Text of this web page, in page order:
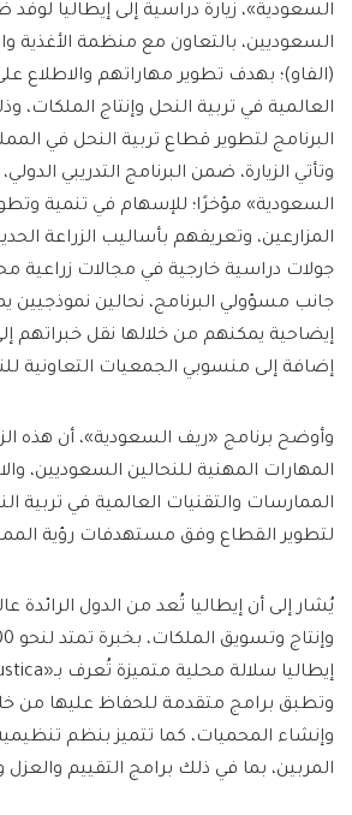
السعودية»، زيارة دراسية إلى إيطاليا
السعوديين، بالتعاون مع منظمة الأغذية
(الفاو)؛ بهدف تطوير مهاراتهم والاطلاع
العالمية في تربية النحل وإنتاج الملكات،
البرنامج لتطوير قطاع تربية النحل في
وتأتي الزيارة، ضمن البرنامج التدريبي
السعودية» مؤخرًا؛ للإسهام في تنمية
المزارعين، وتعريفهم بأساليب الزراعة
جولات دراسية خارجية في مجالات زراعية
جانب مسؤولي البرنامج، نحالين نموذجيين
إيضاحية يمكنهم من خلالها نقل خبراتهم إلى
إضافة إلى منسوبي الجمعيات التعاونية
وأوضح برنامج «ريف السعودية»، أن هذه
المهارات المهنية للنحالين السعوديين،
الممارسات والتقنيات العالمية في تربية
لتطوير القطاع وفق مستهدفات رؤية المملكة
يُشار إلى أن إيطاليا تُعد من الدول الرائدة
وتطبق برامج متقدمة للحفاظ عليها من
وإنشاء المحميات، كما تتميز بنظم
المربين، بما في ذلك برامج التقييم